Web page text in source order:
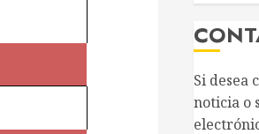
Si desea
noticia o